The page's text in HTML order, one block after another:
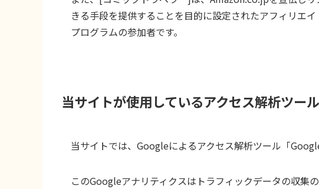
きる手段を提供することを目的に設定されたアフィリエ
プログラムの参加者です。
当サイトが使用しているアクセス解析ツー
当サイトでは、Googleによるアクセス解析ツール「
このGoogleアナリティクスはトラフィックデータの収集